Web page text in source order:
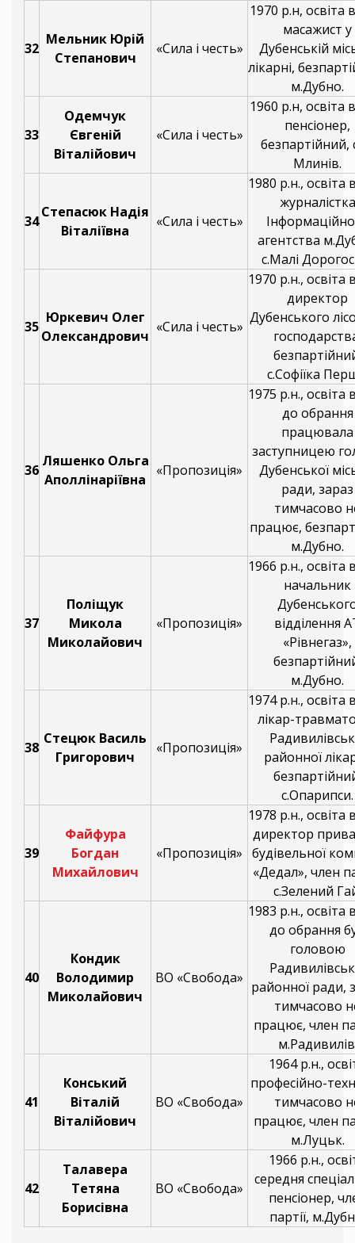
32
Мельник Юрій
Степанович
«Сила і честь»
1970 р.н, освіта
масажист у
Дубенській
лікарні,
м.Дубно.
33
Одемчук
Євгеній
Віталійович
«Сила і честь»
1960 р.н, освіта
пенсіонер,
безпартійний,
Млинів.
34
Степасюк Надія
Віталіївна
«Сила і честь»
1980 р.н.,
журналістка
агентства
с.Малі
35
Юркевич Олег
Олександрович
«Сила і честь»
1970 р.н.,
директор
Дубенського
с.Софіїка
36
Ляшенко Ольга
Аполлінаріївна
«Пропозиція»
1975 р.н.,
до обрання
працювала
заступницею
Дубенської
ради, зараз
тимчасово
працює,
м.Дубно.
37
Поліщук
Микола
Миколайович
«Пропозиція»
1966 р.н.,
начальник
відділення
«Рівнегаз»,
м.Дубно.
38
Стецюк Василь
Григорович
«Пропозиція»
1974 р.н.,
лікар-
районної
с.Опарипси.
39
Файфура
Богдан
Михайлович
«Пропозиція»
1978 р.н.,
директор
будівельної
«Дедал», член
с.Зелений
40
Кондик
Володимир
Миколайович
ВО «Свобода»
1983 р.н.,
до обрання
головою
районної ради,
тимчасово
працює, член
41
Конський
Віталій
Віталійович
ВО «Свобода»
1964 р.н.,
професійно-
тимчасово
працює, член
м.Луцьк.
42
Талавера
Тетяна
Борисівна
ВО «Свобода»
1966 р.н.,
середня
пенсіонер,
партії,